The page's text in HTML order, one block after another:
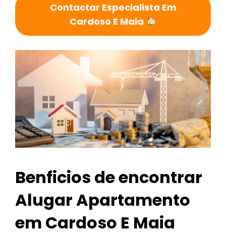
Contactar Especialista Em
Cardoso E Maia
Benficios de encontrar
Alugar Apartamento
em Cardoso E Maia